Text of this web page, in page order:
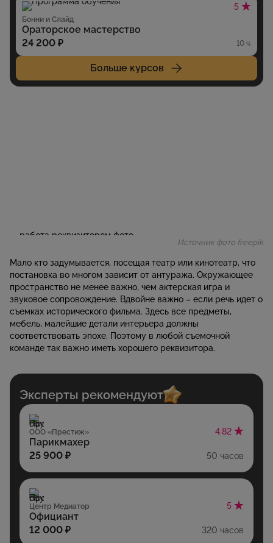
5
Бонни и Слайд
Ораторское мастерство
24 200 ₽
10 ч.
Больше курсов
Источник фото freepik
Мало кто задумывается, посещая театр или кинотеатр, что
постановка во многом зависит от антуража. Окружающее
пространство не менее важно, чем актерская игра и
звуковое сопровождение. Вдвойне важно – если речь идет о
съемках исторического фильма. Здесь все предметы,
мебель, малейшие детали интерьера должны
соответствовать эпохе. Поэтому в любой съемочной
команде так важно иметь хорошего реквизитора.
Эксперты рекомендуют
ООО «Престиж» 4.82
Парикмахер
25 900 ₽
50 часов
Центр Медиатор 5
Официант
12 000 ₽
320 часов